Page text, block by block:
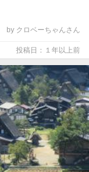
by クロベーちゃんさん
投稿日：１年以上前